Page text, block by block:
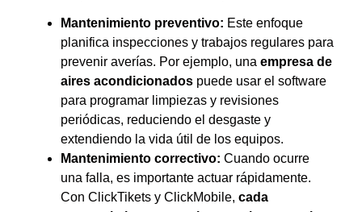
Mantenimiento preventivo: Este enfoque
planifica inspecciones y trabajos regulares para
prevenir averías. Por ejemplo, una empresa de
aires acondicionados puede usar el software
para programar limpiezas y revisiones
periódicas, reduciendo el desgaste y
extendiendo la vida útil de los equipos.
Mantenimiento correctivo: Cuando ocurre
una falla, es importante actuar rápidamente.
Con ClickTikets y ClickMobile, cada